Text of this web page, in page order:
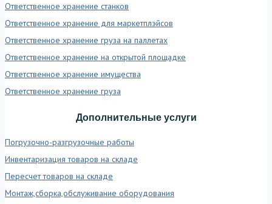
Ответственное хранение станков
Ответственное хранение для маркетплэйсов
Ответственное хранение груза на паллетах
Ответственное хранение на открытой площадке
Ответственное хранение имущества
Ответственное хранение груза
Дополнительные услуги
Погрузочно-разгрузочные работы
Инвентаризация товаров на складе
Пересчет товаров на складе
Монтаж,сборка,обслуживание оборудования